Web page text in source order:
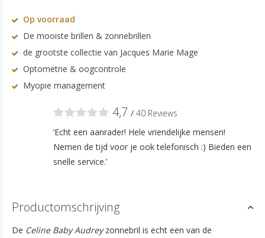
Op voorraad
De mooiste brillen & zonnebrillen
de grootste collectie van Jacques Marie Mage
Optometrie & oogcontrole
Myopie management
4,7 / 40 Reviews
‘Echt een aanrader! Hele vriendelijke mensen!
Nemen de tijd voor je ook telefonisch :) Bieden een
snelle service.’
Productomschrijving
De Celine Baby Audreyzonnebril is echt een van de